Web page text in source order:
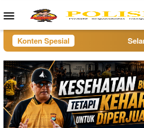
Menu
Mobile
Konten Spesial